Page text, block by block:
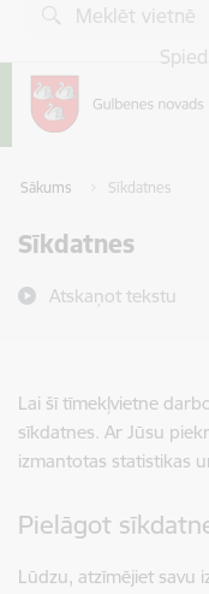
Pāriet uz lapas saturu
Spied
Sākums Sīkdatnes
Sīkdatnes
Atskaņot tekstu
Lai šī tīmekļvietne
sīkdatnes. Ar Jūsu
izmantotas statistikas
Pielāgot
Lūdzu, atzīmējiet savu